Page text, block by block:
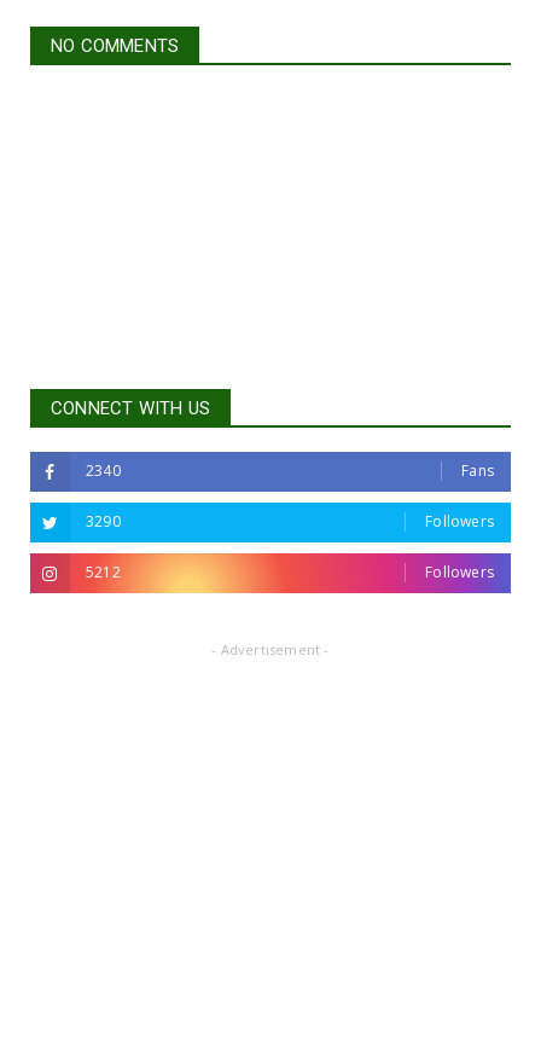
NO COMMENTS
CONNECT WITH US
2340 Fans
3290 Followers
5212 Followers
- Advertisement -